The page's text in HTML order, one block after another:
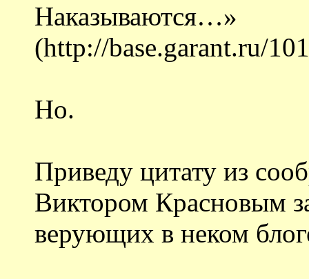
Наказываются…»
(http://base.garant.ru/
Но.
Приведу цитату из
Виктором Красновым
верующих в неком